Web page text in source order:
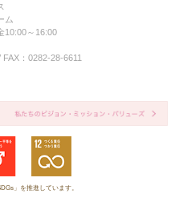
ム
～16:00
：0282-28-6611
」を推進しています。